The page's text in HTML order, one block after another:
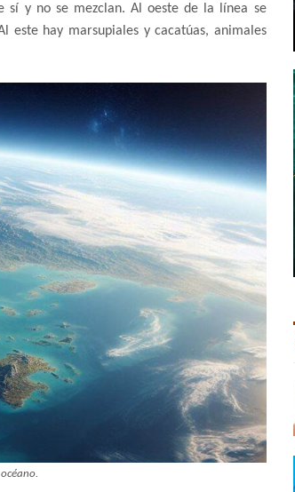
sí y no se mezclan. Al oeste de la línea se
este hay marsupiales y cacatúas, animales